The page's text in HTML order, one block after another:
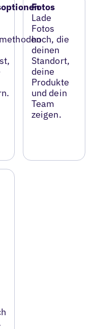
Fotos
Lade
Fotos
hoch, die
deinen
Standort,
deine
Produkte
und dein
Team
zeigen.